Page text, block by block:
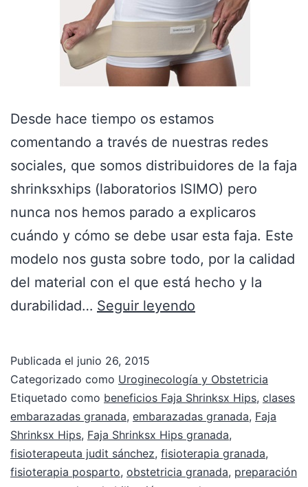
Desde hace tiempo os estamos
comentando a través de nuestras redes
sociales, que somos distribuidores de la faja
shrinksxhips (laboratorios ISIMO) pero
nunca nos hemos parado a explicaros
cuándo y cómo se debe usar esta faja. Este
modelo nos gusta sobre todo, por la calidad
del material con el que está hecho y la
durabilidad… Seguir leyendo
Publicada el junio 26, 2015
Categorizado como Uroginecología y Obstetricia
Etiquetado como beneficios Faja Shrinksx Hips, clases
embarazadas granada, embarazadas granada, Faja
Shrinksx Hips, Faja Shrinksx Hips granada,
fisioterapeuta judit sánchez, fisioterapia granada,
fisioterapia posparto, obstetricia granada, preparación